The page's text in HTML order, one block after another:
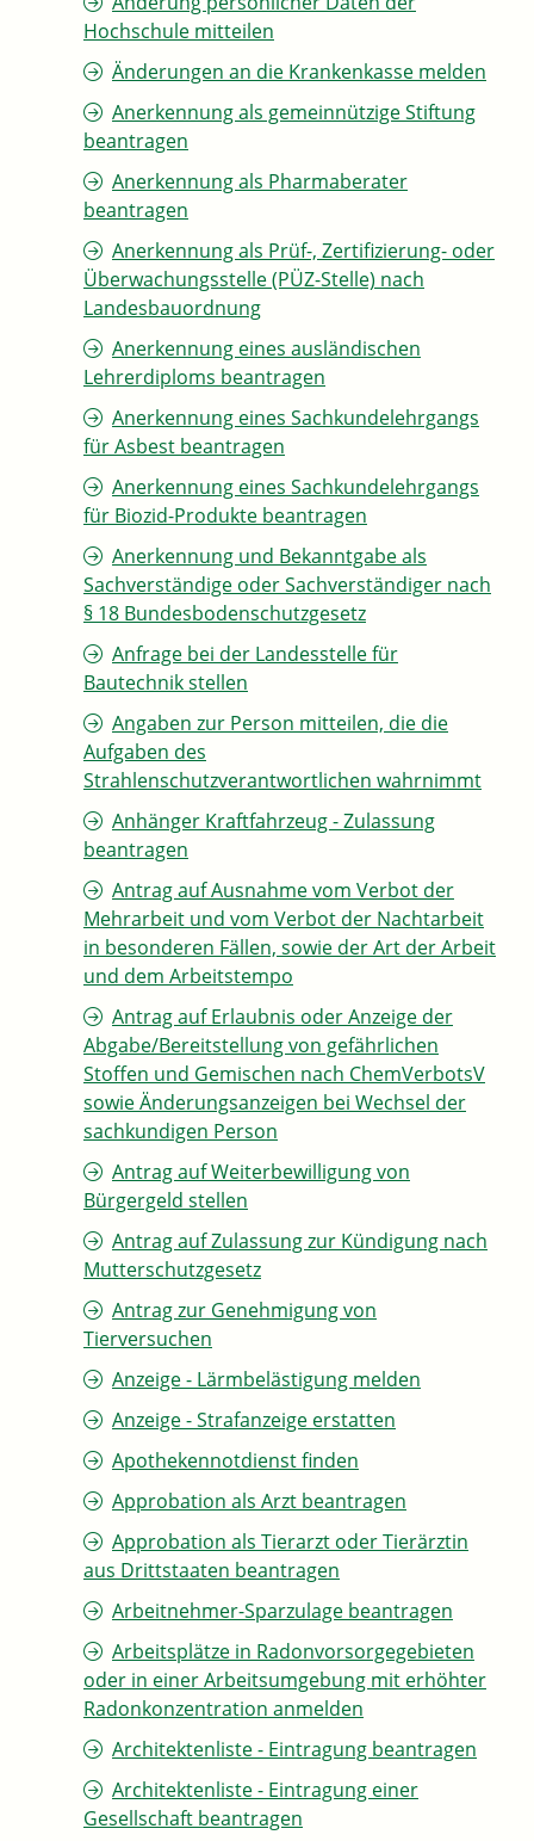
Hochschule mitteilen
Änderungen an die Krankenkasse melden
Anerkennung als gemeinnützige Stiftung
beantragen
Anerkennung als Pharmaberater
beantragen
Anerkennung als Prüf-, Zertifizierung- oder
Überwachungsstelle (PÜZ-Stelle) nach
Landesbauordnung
Anerkennung eines ausländischen
Lehrerdiploms beantragen
Anerkennung eines Sachkundelehrgangs
für Asbest beantragen
Anerkennung eines Sachkundelehrgangs
für Biozid-Produkte beantragen
Anerkennung und Bekanntgabe als
Sachverständige oder Sachverständiger nach
§ 18 Bundesbodenschutzgesetz
Anfrage bei der Landesstelle für
Bautechnik stellen
Angaben zur Person mitteilen, die die
Aufgaben des
Strahlenschutzverantwortlichen wahrnimmt
Anhänger Kraftfahrzeug - Zulassung
beantragen
Antrag auf Ausnahme vom Verbot der
Mehrarbeit und vom Verbot der Nachtarbeit
in besonderen Fällen, sowie der Art der Arbeit
und dem Arbeitstempo
Antrag auf Erlaubnis oder Anzeige der
Abgabe/Bereitstellung von gefährlichen
Stoffen und Gemischen nach ChemVerbotsV
sowie Änderungsanzeigen bei Wechsel der
sachkundigen Person
Antrag auf Weiterbewilligung von
Bürgergeld stellen
Antrag auf Zulassung zur Kündigung nach
Mutterschutzgesetz
Antrag zur Genehmigung von
Tierversuchen
Anzeige - Lärmbelästigung melden
Anzeige - Strafanzeige erstatten
Apothekennotdienst finden
Approbation als Arzt beantragen
Approbation als Tierarzt oder Tierärztin
aus Drittstaaten beantragen
Arbeitnehmer-Sparzulage beantragen
Arbeitsplätze in Radonvorsorgegebieten
oder in einer Arbeitsumgebung mit erhöhter
Radonkonzentration anmelden
Architektenliste - Eintragung beantragen
Architektenliste - Eintragung einer
Gesellschaft beantragen